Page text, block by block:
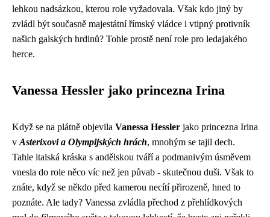
lehkou nadsázkou, kterou role vyžadovala. Však kdo jiný by
zvládl být současně majestátní římský vládce i vtipný protivník
našich galských hrdinů? Tohle prostě není role pro ledajakého
herce.
Vanessa Hessler jako princezna Irina
Když se na plátně objevila Vanessa Hessler jako princezna Irina
v Asterixovi a Olympijských hrách, mnohým se tajil dech.
Tahle italská kráska s andělskou tváří a podmanivým úsměvem
vnesla do role něco víc než jen půvab - skutečnou duši. Však to
znáte, když se někdo před kamerou necítí přirozeně, hned to
poznáte. Ale tady? Vanessa zvládla přechod z přehlídkových